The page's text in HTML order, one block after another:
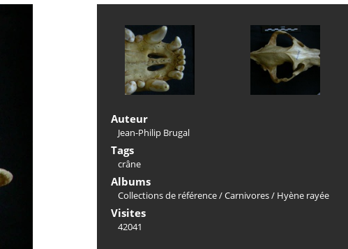
Auteur
Jean-Philip Brugal
Tags
crâne
Albums
Collections de référence/Carnivores/ Hyène rayée
Visites
42041